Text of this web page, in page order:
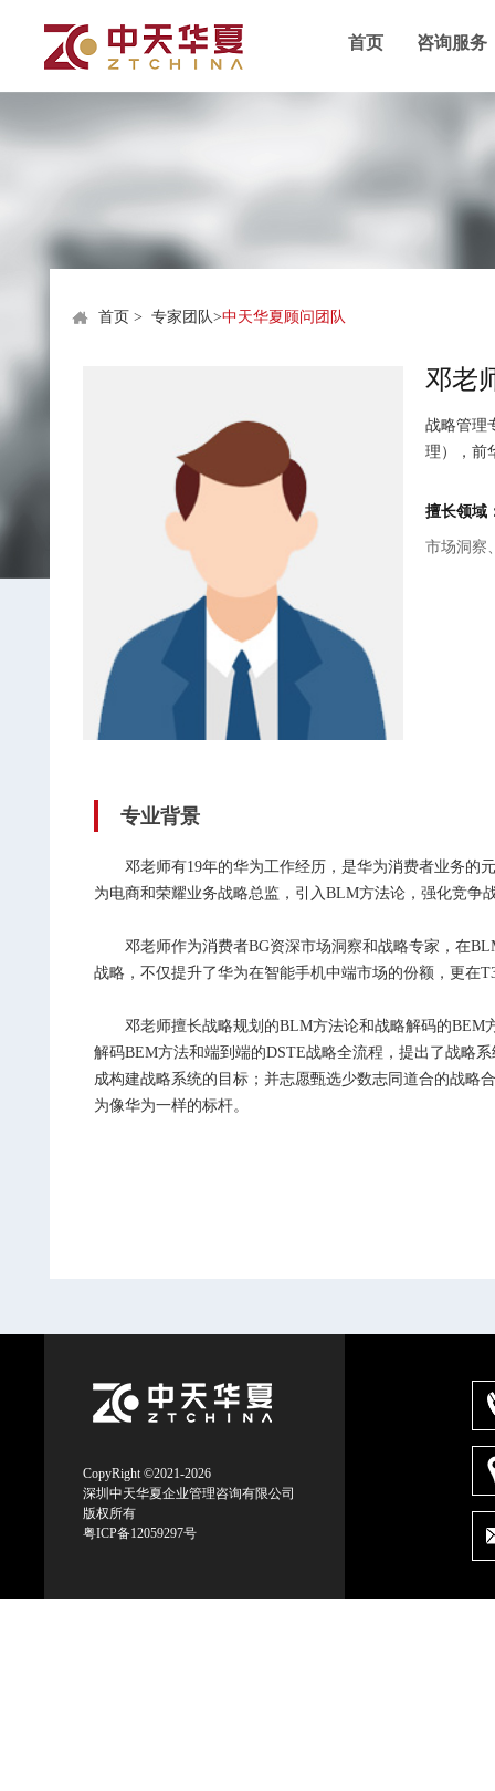
首页 咨询服务
首页 > 专家团队>中天华夏顾问团队
邓老
战略管理
理），前
擅长领域
市场洞察
专业背景
邓老师有19年的华为工作经历，是华为消费者业务的元
为电商和荣耀业务战略总监，引入BLM方法论，强化竞争
邓老师作为消费者BG资深市场洞察和战略专家，在
战略，不仅提升了华为在智能手机中端市场的份额，更在
邓老师擅长战略规划的BLM方法论和战略解码的BEM
解码BEM方法和端到端的DSTE战略全流程，提出了战略
成构建战略系统的目标；并志愿甄选少数志同道合的战略
为像华为一样的标杆。
CopyRight ©2021-2026
深圳中天华夏企业管理咨询有限公司
版权所有
粤ICP备12059297号